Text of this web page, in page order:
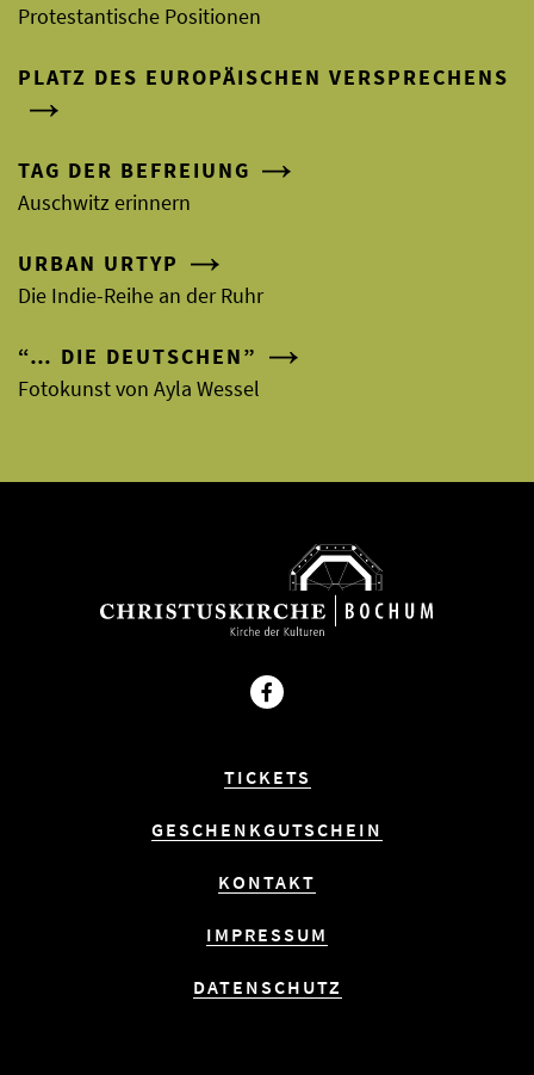
Protestantische Positionen
PLATZ DES EUROPÄISCHEN VERSPRECHENS
TAG DER BEFREIUNG
Auschwitz erinnern
URBAN URTYP
Die Indie-Reihe an der Ruhr
“… DIE DEUTSCHEN”
Fotokunst von Ayla Wessel
Facebook
TICKETS
GESCHENKGUTSCHEIN
KONTAKT
IMPRESSUM
DATENSCHUTZ